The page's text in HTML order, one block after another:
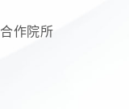
合作院所